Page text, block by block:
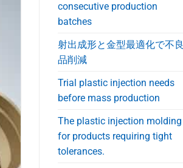
consecutive production
batches
射出成形と金型最適化で不良
品削減
Trial plastic injection needs
before mass production
The plastic injection molding
for products requiring tight
tolerances.